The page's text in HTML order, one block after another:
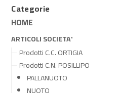
Categorie
HOME
ARTICOLI SOCIETA'
Prodotti C.C. ORTIGIA
Prodotti C.N. POSILLIPO
PALLANUOTO
NUOTO